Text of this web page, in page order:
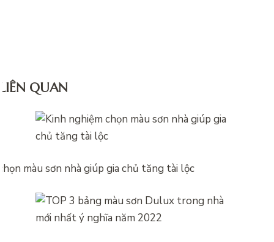
QUAN
màu sơn nhà giúp gia chủ tăng tài lộc